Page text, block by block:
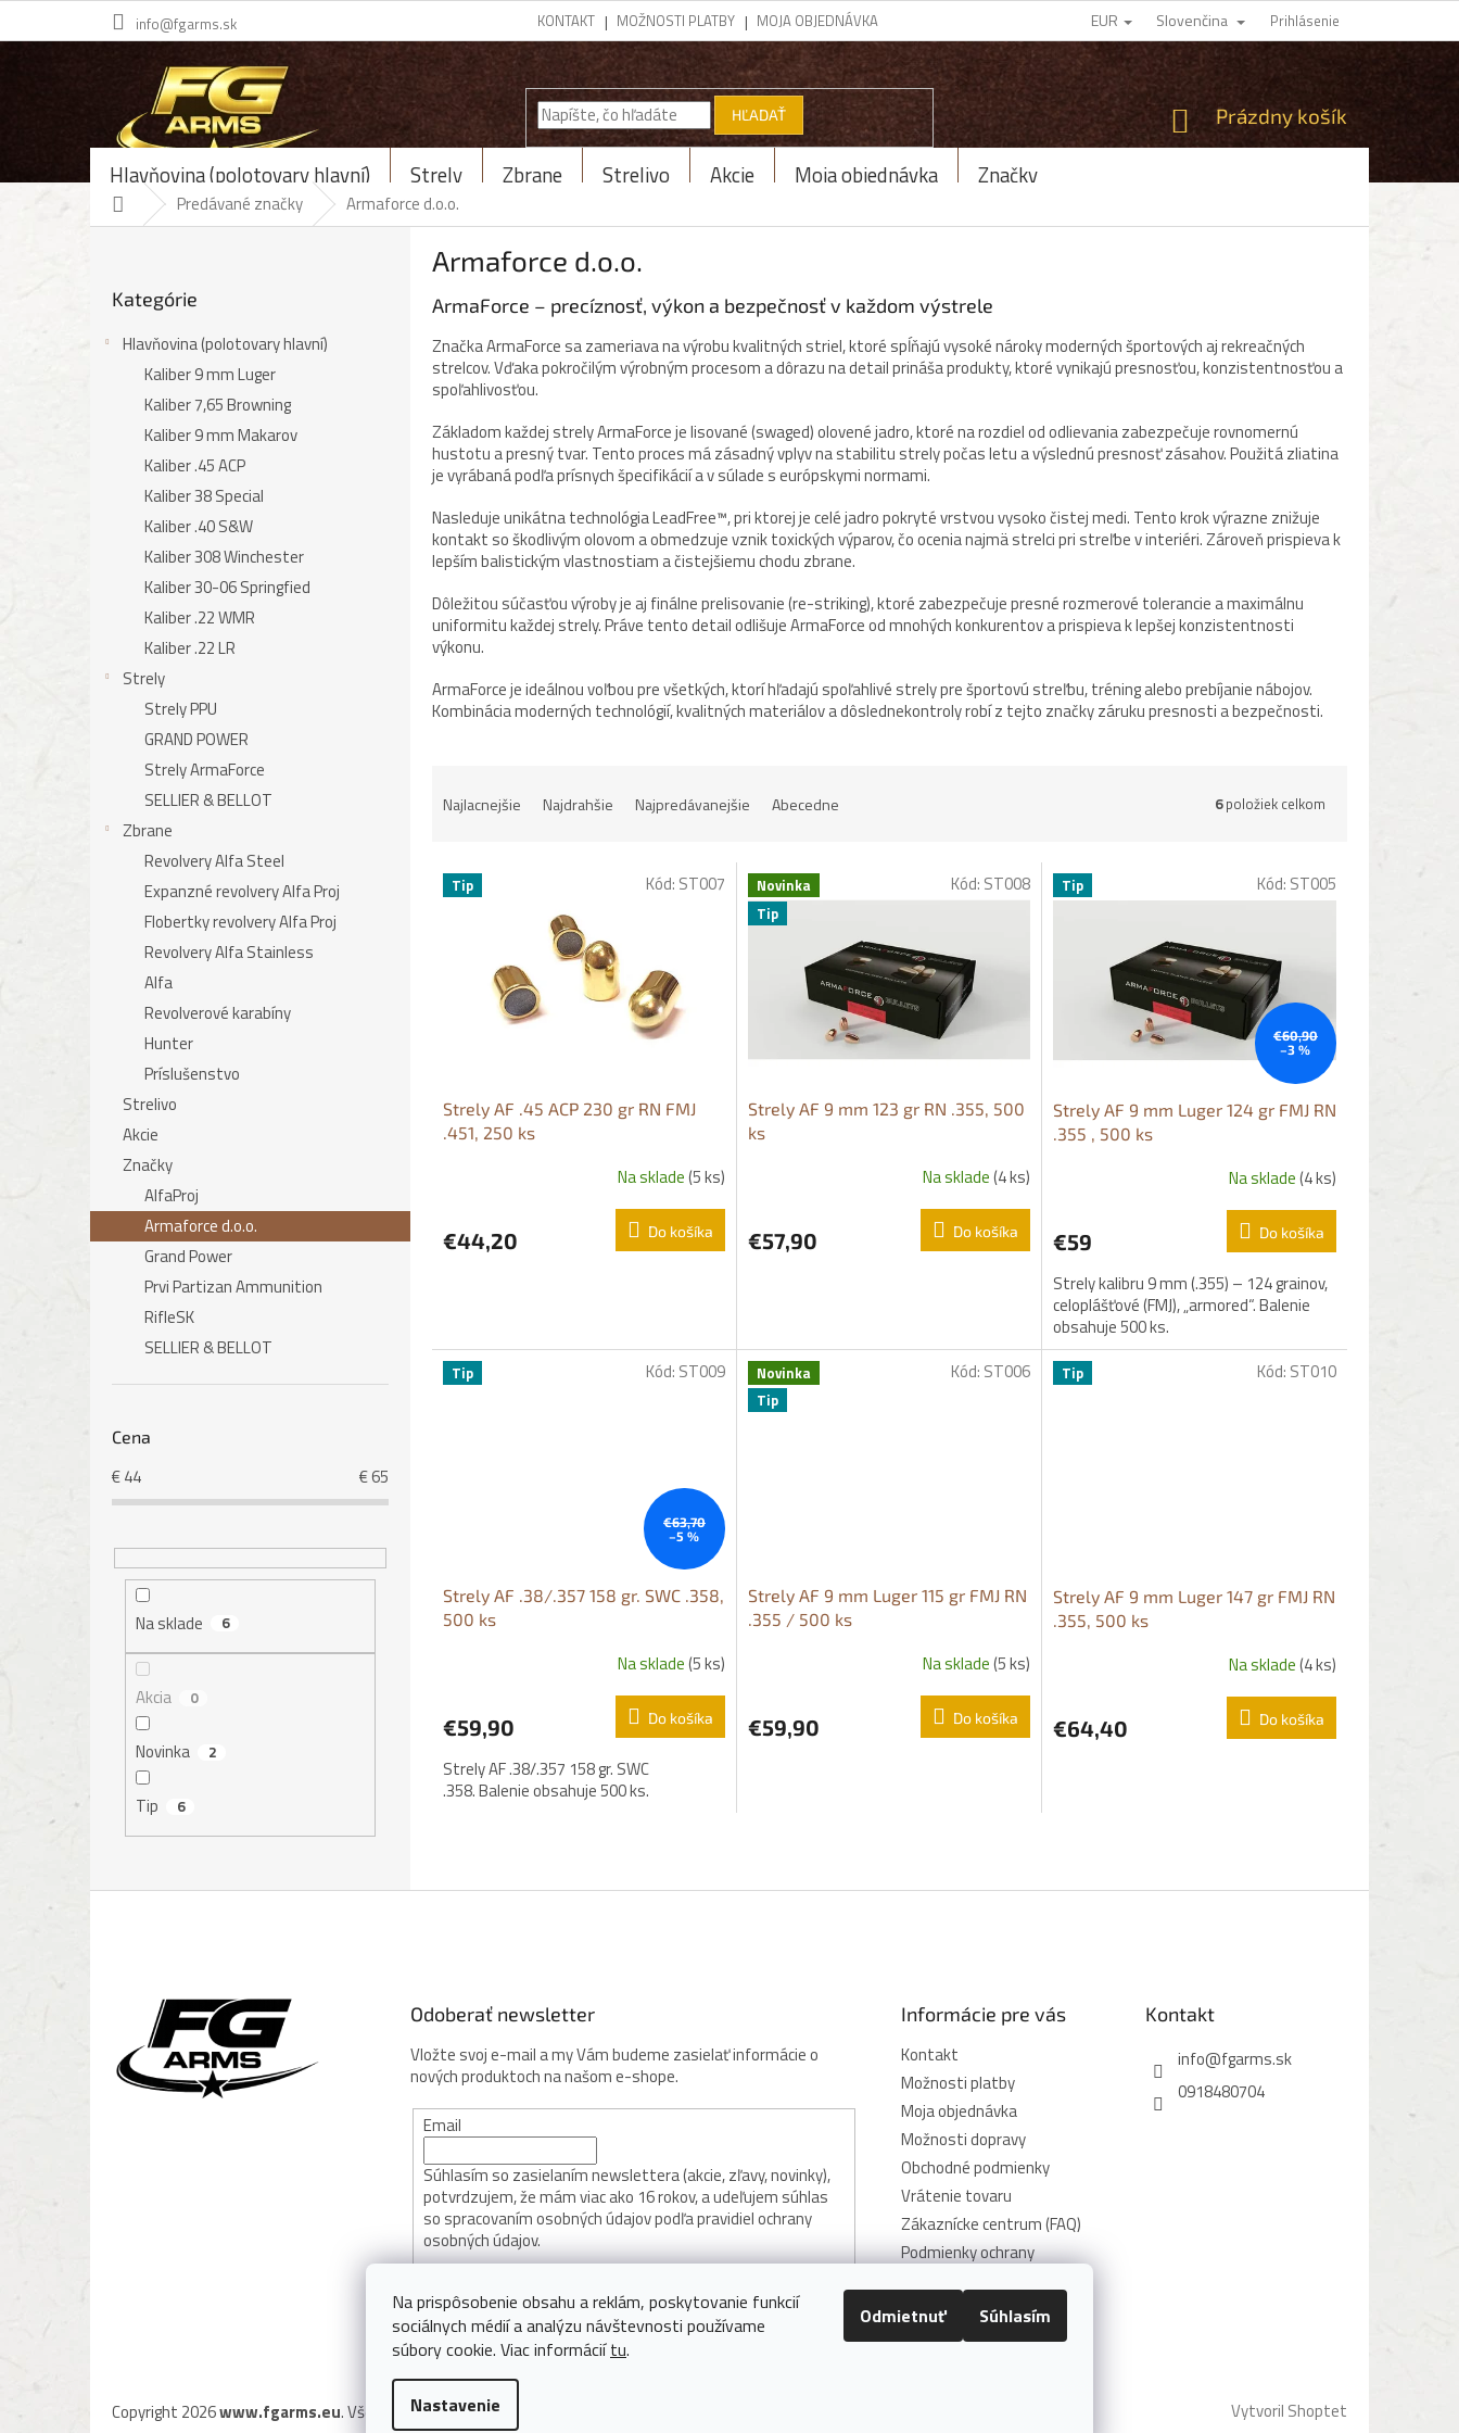
Na prispôsobenie obsahu a reklám, poskytovanie funkcií
sociálnych médií a analýzu návštevnosti používame
súbory cookie. Viac informáciítu.
Nastavenie
Odmietnuť Súhlasím
Prejsť
info@fgarms.sk KONTAKT MOŽNOSTI PLATBY MOJA OBJEDNÁVKA EUR Slovenčina Prihlásenie
HĽADAŤ
NÁKUPNÝ
KOŠÍK
Prázdny košík
Hlavňovina (polotovary hlavní) Strely Zbrane Strelivo Akcie Moja objednávka Značky
DomovPredávané značky Armaforce d.o.o.
kategórie
Kategórie
Hlavňovina (polotovary hlavní)
Kaliber 9 mm Luger
Kaliber 7,65 Browning
Kaliber 9 mm Makarov
Kaliber .45 ACP
Kaliber 38 Special
Kaliber .40 S&W
Kaliber 308 Winchester
Kaliber 30-06 Springfied
Kaliber .22 WMR
Kaliber .22 LR
Strely
Strely PPU
GRAND POWER
Strely ArmaForce
SELLIER & BELLOT
Zbrane
Revolvery Alfa Steel
Expanzné revolvery Alfa Proj
Flobertky revolvery Alfa Proj
Revolvery Alfa Stainless
Alfa
Revolverové karabíny
Hunter
Príslušenstvo
Strelivo
Akcie
Značky
AlfaProj
Armaforce d.o.o.
Grand Power
Prvi Partizan Ammunition
RifleSK
SELLIER & BELLOT
Cena
€44 €65
Na sklade 6
Akcia 0
Novinka 2
Tip 6
Armaforce d.o.o.
ArmaForce – precíznosť, výkon a bezpečnosť v každom výstrele
Značka ArmaForce sa zameriava na výrobu kvalitných striel, ktoré spĺňajú vysoké nároky moderných športových aj rekreačných
strelcov. Vďaka pokročilým výrobným procesom a dôrazu na detail prináša produkty, ktoré vynikajú presnosťou, konzistentnosťou a
spoľahlivosťou.
Základom každej strely ArmaForce je lisované (swaged) olovené jadro, ktoré na rozdiel od odlievania zabezpečuje rovnomernú
hustotu a presný tvar. Tento proces má zásadný vplyv na stabilitu strely počas letu a výslednú presnosť zásahov. Použitá zliatina
je vyrábaná podľa prísnych špecifikácií a v súlade s európskymi normami.
Nasleduje unikátna technológia LeadFree™, pri ktorej je celé jadro pokryté vrstvou vysoko čistej medi. Tento krok výrazne znižuje
kontakt so škodlivým olovom a obmedzuje vznik toxických výparov, čo ocenia najmä strelci pri streľbe v interiéri. Zároveň prispieva k
lepším balistickým vlastnostiam a čistejšiemu chodu zbrane.
Dôležitou súčasťou výroby je aj finálne prelisovanie (re-striking), ktoré zabezpečuje presné rozmerové tolerancie a maximálnu
uniformitu každej strely. Práve tento detail odlišuje ArmaForce od mnohých konkurentov a prispieva k lepšej konzistentnosti
výkonu.
ArmaForce je ideálnou voľbou pre všetkých, ktorí hľadajú spoľahlivé strely pre športovú streľbu, tréning alebo prebíjanie nábojov.
Kombinácia moderných technológií, kvalitných materiálov a dôslednekontroly robí z tejto značky záruku presnosti a bezpečnosti.
n
Najlacnejšie Najdrahšie Najpredávanejšie Abecedne 6položiek celkom
V Tip
Strely AF .45 ACP 230 gr RN FMJ
.451, 250 ks
Na sklade(5 ks)
€44,20 Do košíka
Kód: ST007
Novinka
Tip
Strely AF 9 mm 123 gr RN .355, 500
ks
Na sklade(4 ks)
€57,90 Do košíka
Kód: ST008 Tip
€60,90
–3 %
Strely AF 9 mm Luger 124 gr FMJ RN
.355 , 500 ks
Na sklade(4 ks)
€59 Do košíka
Strely kalibru 9 mm (.355) – 124 grainov,
celoplášťové (FMJ), „armored“. Balenie
obsahuje 500 ks.
Kód: ST005
Tip
€63,70
–5 %
Strely AF .38/.357 158 gr. SWC .358,
500 ks
Na sklade(5 ks)
€59,90 Do košíka
Strely AF .38/.357 158 gr. SWC
.358. Balenie obsahuje 500 ks.
Kód: ST009
Novinka
Tip
Strely AF 9 mm Luger 115 gr FMJ RN
.355 / 500 ks
Na sklade(5 ks)
€59,90 Do košíka
Kód: ST006 Tip
Strely AF 9 mm Luger 147 gr FMJ RN
.355, 500 ks
Na sklade(4 ks)
€64,40 Do košíka
Kód: ST010
Odoberať newsletter
Vložte svoj e-mail a my Vám budeme zasielať informácie o
nových produktoch na našom e-shope.
Email
Súhlasím so zasielaním newslettera (akcie, zľavy, novinky),
potvrdzujem, že mám viac ako 16 rokov, a udeľujem súhlas
so spracovaním osobných údajov podľa pravidiel ochrany
osobných údajov.
Informácie pre vás
Kontakt
Možnosti platby
Moja objednávka
Možnosti dopravy
Obchodné podmienky
Vrátenie tovaru
Zákaznícke centrum (FAQ)
Podmienky ochrany
Zásady používania súborov
cookie
Kontakt
info@fgarms.sk
0918480704
Vytvoril Shoptet
Copyright 2026www.fgarms.eu. Všetky práva vyhradené.